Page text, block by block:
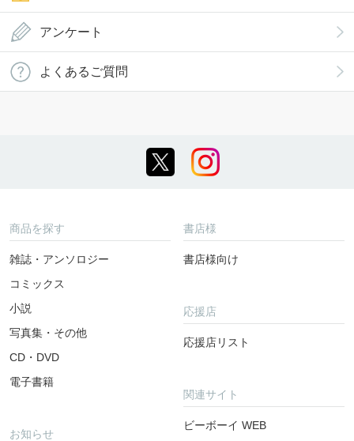
アンケート
よくあるご質問
商品を探す
雑誌・アンソロジー
コミックス
小説
写真集・その他
CD・DVD
電子書籍
お知らせ
書店様
書店様向け
応援店
応援店リスト
関連サイト
ビーボーイ WEB